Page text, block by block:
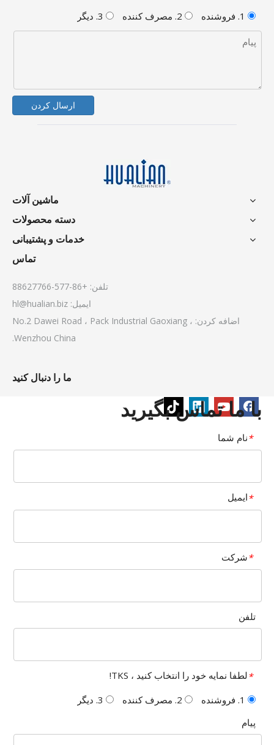
ارسال کردن
ماشین آلات
دسته محصولات
خدمات و پشتیبانی
تماس
تلفن: +86-577-88627766
ایمیل: hl@hualian.biz
اضافه کردن: No.2 Dawei Road ، Pack Industrial Gaoxiang ،
Wenzhou China.
ما را دنبال کنید
با ما تماس بگیرید
*نام شما
*ایمیل
*شرکت
تلفن
*لطفا نمایه خود را انتخاب کنید ، TKS!
پیام